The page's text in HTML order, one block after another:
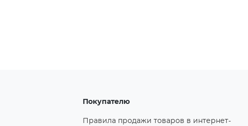
Покупателю
Правила продажи товаров в интернет-